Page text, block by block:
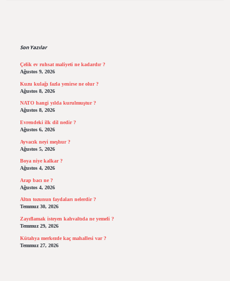
Son Yazılar
Çelik ev ruhsat maliyeti ne kadardır ?
Ağustos 9, 2026
Kuzu kulağı fazla yenirse ne olur ?
Ağustos 8, 2026
NATO hangi yılda kurulmuştur ?
Ağustos 8, 2026
Evrendeki ilk dil nedir ?
Ağustos 6, 2026
Ayvacık neyi meşhur ?
Ağustos 5, 2026
Boya niye kalkar ?
Ağustos 4, 2026
Arap bacı ne ?
Ağustos 4, 2026
Altın tozunun faydaları nelerdir ?
Temmuz 30, 2026
Zayıflamak isteyen kahvaltıda ne yemeli ?
Temmuz 29, 2026
Kütahya merkezde kaç mahallesi var ?
Temmuz 27, 2026